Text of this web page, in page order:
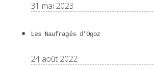
31 mai 2023
Les Naufragés d’Ogoz
24 août 2022